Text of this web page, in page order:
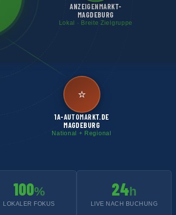
ANZEIGENMARKT-
MAGDEBURG
Lokal · Breite Zielgruppe
⭐
1A-AUTOMARKT.DE
MAGDEBURG
National + Regional
100%
LOKALER FOKUS
24 h
LIVE NACH BUCHUNG